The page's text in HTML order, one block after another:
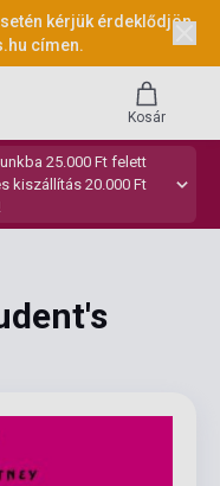
kérjük érdeklődjön
címen.
25.000 Ft felett
kiszállítás 20.000 Ft
Kosár